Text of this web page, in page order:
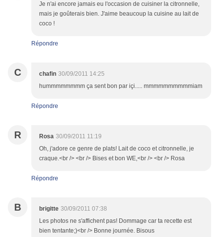
Je n'ai encore jamais eu l'occasion de cuisiner la citronnelle,
mais je goûterais bien. J'aime beaucoup la cuisine au lait de
coco !
Répondre
C chafin 30/09/2011 14:25
hummmmmmmm ça sent bon par içi..... mmmmmmmmmmiam
Répondre
R Rosa 30/09/2011 11:19
Oh, j'adore ce genre de plats! Lait de coco et citronnelle, je
craque.<br /> <br /> Bises et bon WE,<br /> <br /> Rosa
Répondre
B brigitte 30/09/2011 07:38
Les photos ne s'affichent pas! Dommage car ta recette est
bien tentante;)<br /> Bonne journée. Bisous